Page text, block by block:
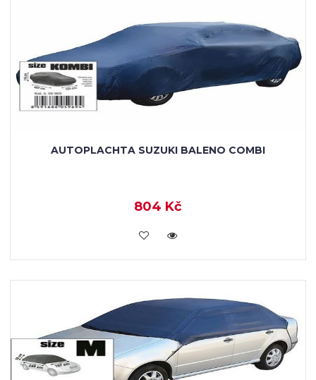
AUTOPLACHTA SUZUKI BALENO COMBI
804 Kč
KOUPIT